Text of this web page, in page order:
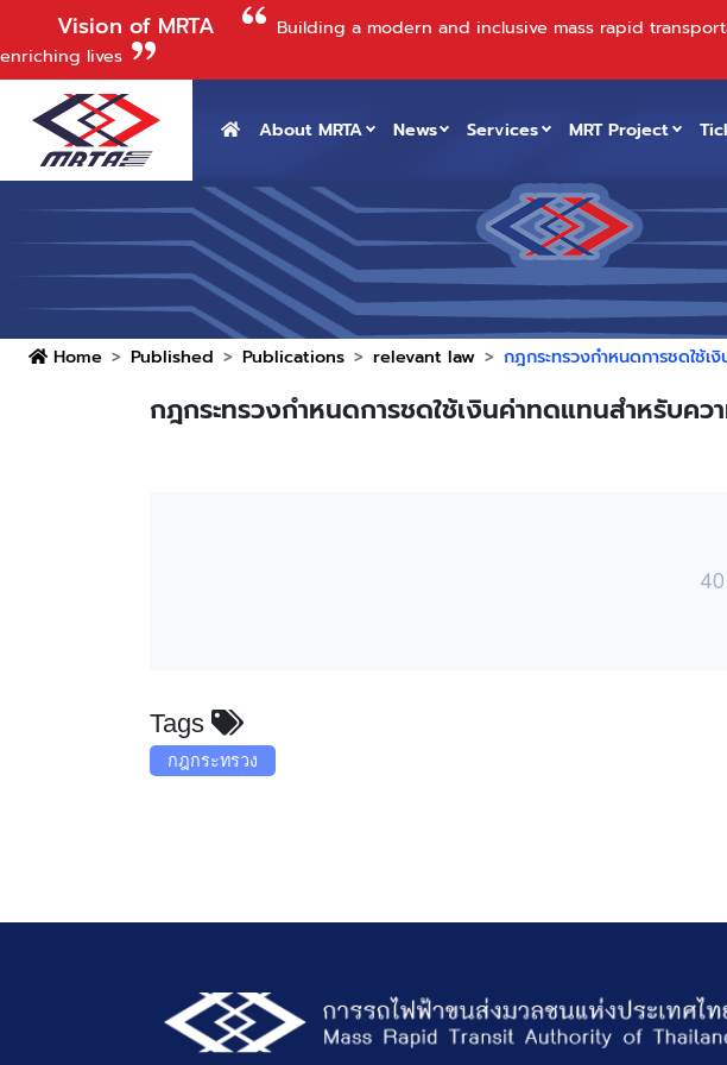
Vision of MRTA
Building a modern and inclusive mass rapid
enriching lives
About MRTA News Services MRT Project
Home Published Publications relevant law กฎกระทรวงกำหนดการชดใช้เ
กฎกระทรวงกำหนดการชดใช้เงินค่าทดแทนสำหรับค
Tags
กฎกระทรวง